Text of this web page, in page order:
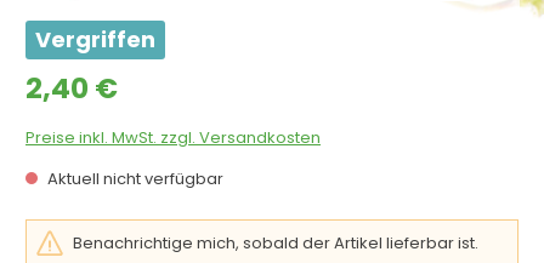
Vergriffen
Regulärer Preis:
2,40 €
Preise inkl. MwSt. zzgl. Versandkosten
Aktuell nicht verfügbar
Benachrichtige mich, sobald der Artikel lieferbar ist.